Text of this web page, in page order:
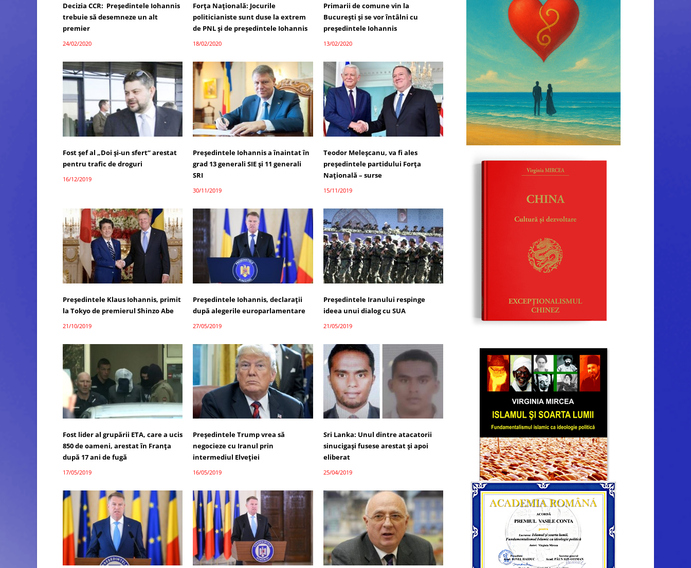
Decizia CCR: Președintele Iohannis
trebuie să desemneze un alt
premier
24/02/2020
Forța Națională: Jocurile
politicianiste sunt duse la extrem
de PNL și de președintele Iohannis
18/02/2020
Primarii de comune vin la
București și se vor întâlni cu
președintele Iohannis
13/02/2020
Fost şef al „Doi şi-un sfert“ arestat
pentru trafic de droguri
16/12/2019
Președintele Iohannis a înaintat în
grad 13 generali SIE și 11 generali
SRI
30/11/2019
Teodor Meleșcanu, va fi ales
președintele partidului Forța
Națională – surse
15/11/2019
Preşedintele Klaus Iohannis, primit
la Tokyo de premierul Shinzo Abe
21/10/2019
Președintele Iohannis, declaraţii
după alegerile europarlamentare
27/05/2019
Preşedintele Iranului respinge
ideea unui dialog cu SUA
21/05/2019
Fost lider al grupării ETA, care a ucis
850 de oameni, arestat în Franţa
după 17 ani de fugă
17/05/2019
Preşedintele Trump vrea să
negocieze cu Iranul prin
intermediul Elveției
16/05/2019
Sri Lanka: Unul dintre atacatorii
sinucigaşi fusese arestat şi apoi
eliberat
25/04/2019